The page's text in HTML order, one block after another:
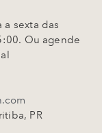
sexta das
Ou agende
PR